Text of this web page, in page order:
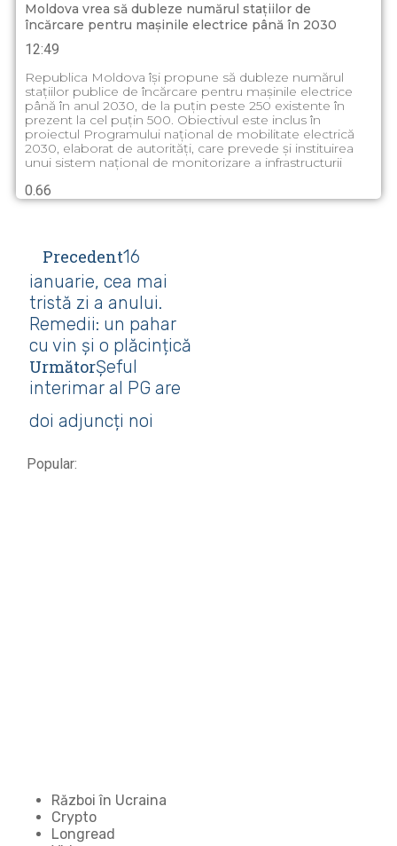
Moldova vrea să dubleze numărul stațiilor de
încărcare pentru mașinile electrice până în 2030
12:49
Republica Moldova își propune să dubleze numărul
stațiilor publice de încărcare pentru mașinile electrice
până în anul 2030, de la puțin peste 250 existente în
prezent la cel puțin 500. Obiectivul este inclus în
proiectul Programului național de mobilitate electrică
2030, elaborat de autorități, care prevede și instituirea
unui sistem național de monitorizare a infrastructurii
Precedent16
ianuarie, cea mai
tristă zi a anului.
Remedii: un pahar
cu vin și o plăcințică
UrmătorȘeful
interimar al PG are
doi adjuncți noi
Popular:
Război în Ucraina
Crypto
Longread